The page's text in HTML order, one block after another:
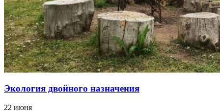
Экология двойного назначения
22 июня